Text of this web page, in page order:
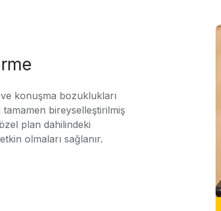
konuşma bozuklukları
bireyselleştirilmiş
plan dahilindeki
olmaları sağlanır.